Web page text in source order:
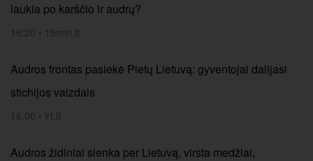
laukia po karščio ir audrų?
16:20 • 15min.lt
Audros frontas pasiekė Pietų Lietuvą: gyventojai dalijasi
stichijos vaizdais
16:00 • lrt.lt
Audros židiniai slenka per Lietuvą, virsta medžiai,